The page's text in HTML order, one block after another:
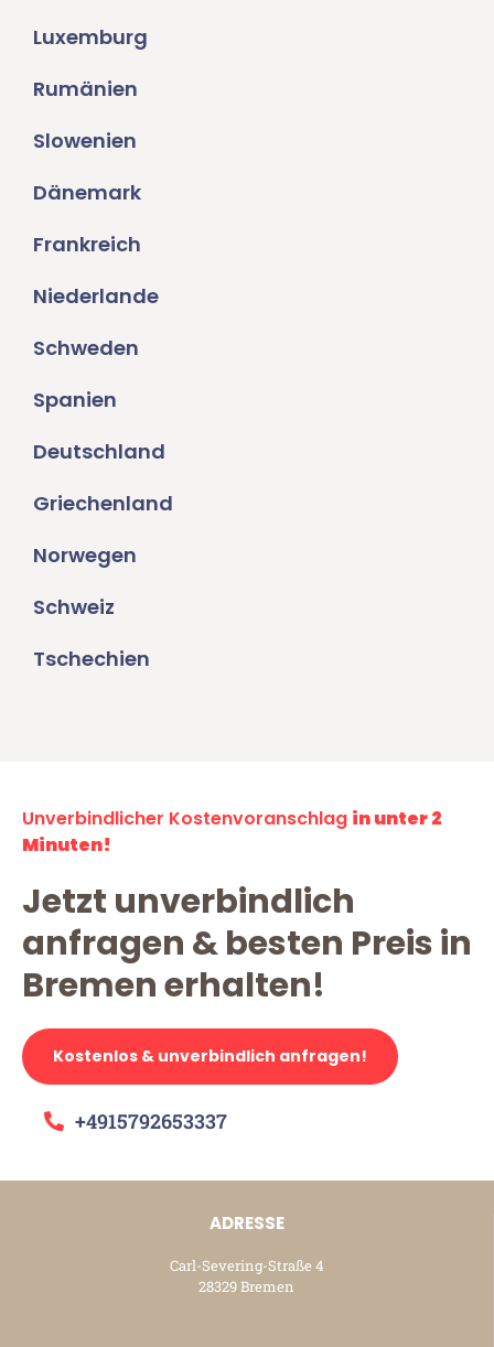
Luxemburg
Rumänien
Slowenien
Dänemark
Frankreich
Niederlande
Schweden
Spanien
Deutschland
Griechenland
Norwegen
Schweiz
Tschechien
Unverbindlicher Kostenvoranschlag in unter 2
Minuten!
Jetzt unverbindlich
anfragen & besten Preis in
Bremen erhalten!
Kostenlos & unverbindlich anfragen!
+4915792653337
ADRESSE
Carl-Severing-Straße 4
28329 Bremen